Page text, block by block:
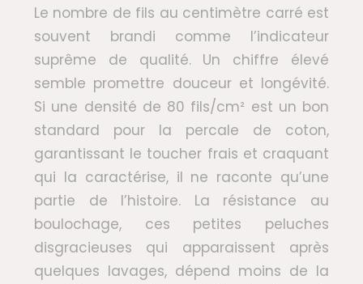
Le nombre de fils au centimètre carré est
souvent brandi comme l’indicateur
suprême de qualité. Un chiffre élevé
semble promettre douceur et longévité.
Si une densité de 80 fils/cm² est un bon
standard pour la percale de coton,
garantissant le toucher frais et craquant
qui la caractérise, il ne raconte qu’une
partie de l’histoire. La résistance au
boulochage, ces petites peluches
disgracieuses qui apparaissent après
quelques lavages, dépend moins de la